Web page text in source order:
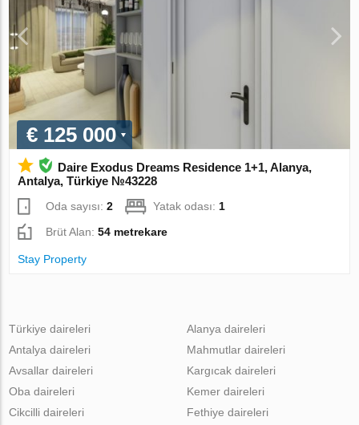
€ 125 000
Daire Exodus Dreams Residence 1+1, Alanya,
Antalya, Türkiye №43228
Oda sayısı:2 Yatak odası: 1
Brüt Alan:54 metrekare
Stay Property
Türkiye daireleri
Antalya daireleri
Avsallar daireleri
Oba daireleri
Cikcilli daireleri
Alanya daireleri
Mahmutlar daireleri
Kargıcak daireleri
Kemer daireleri
Fethiye daireleri